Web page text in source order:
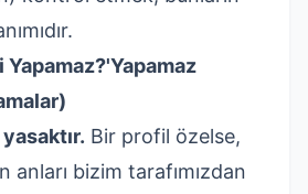
Yapamaz?'Yapamaz
Bir profil özelse,
anları bizim tarafımızdan